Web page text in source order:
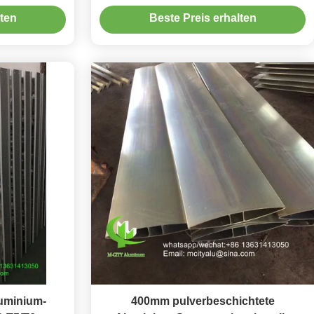
Größen
für feste
Aluminiumlegierung für
Fassadenvorhänge
Beste Preis erhalten
400mm pulverbeschichtete